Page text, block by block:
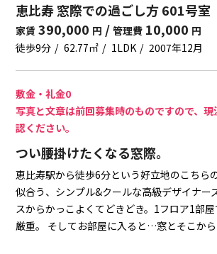
恵比寿 窓際での過ごし方 601号室
家賃 390,000 円 /管理費 10,000 円
徒歩9分
62.77㎡ 1LDK 2007年12月
敷金・礼金0
写真と文章は前回募集時のものですので、
認ください。
つい腰掛けたくなる窓際。
恵比寿駅から徒歩6分という好立地のこちら
似合う、シンプル&クールな高級デザイナー
スからかっこよくてどきどき。1フロア1部
厳重。
そしてお部屋に入ると…窓とそこか
誘われるようにバルコニ